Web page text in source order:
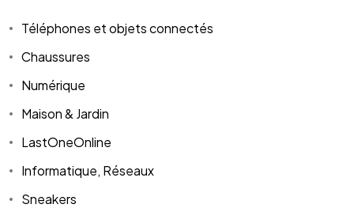
Téléphones et objets connectés
Chaussures
Numérique
Maison & Jardin
LastOneOnline
Informatique, Réseaux
Sneakers